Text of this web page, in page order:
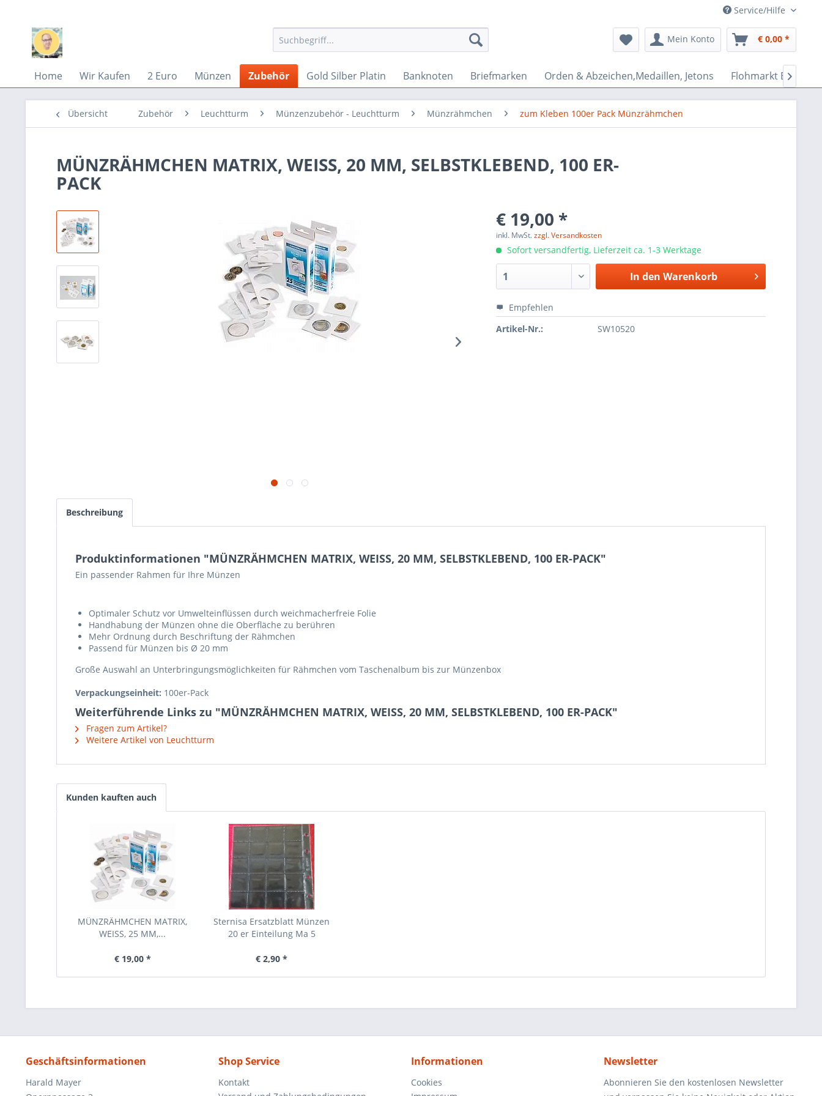
Service/Hilfe
Mein Konto € 0,00 *
Home Wir Kaufen 2 Euro Münzen Zubehör Gold Silber Platin Banknoten Briefmarken Orden & Abzeichen,Medaillen, Jetons Flohmarkt Bazar

Übersicht Zubehör Leuchtturm Münzenzubehör - Leuchtturm Münzrähmchen zum Kleben 100er Pack Münzrähmchen
MÜNZRÄHMCHEN MATRIX, WEISS, 20 MM, SELBSTKLEBEND, 100 ER-
PACK
€ 19,00 *
inkl. MwSt.zzgl. Versandkosten
Sofort versandfertig, Lieferzeit ca. 1-3 Werktage
In den Warenkorb
Empfehlen
Artikel-Nr.:
SW10520
Beschreibung
Produktinformationen "MÜNZRÄHMCHEN MATRIX, WEISS, 20 MM, SELBSTKLEBEND, 100 ER-PACK"
Ein passender Rahmen für Ihre Münzen
Optimaler Schutz vor Umwelteinflüssen durch weichmacherfreie Folie
Handhabung der Münzen ohne die Oberfläche zu berühren
Mehr Ordnung durch Beschriftung der Rähmchen
Passend für Münzen bis Ø 20 mm
Große Auswahl an Unterbringungsmöglichkeiten für Rähmchen vom Taschenalbum bis zur Münzenbox
Verpackungseinheit: 100er-Pack
Weiterführende Links zu "MÜNZRÄHMCHEN MATRIX, WEISS, 20 MM, SELBSTKLEBEND, 100 ER-PACK"
Fragen zum Artikel?
Weitere Artikel von Leuchtturm
Kunden kauften auch
MÜNZRÄHMCHEN MATRIX,
WEISS, 25 MM,...
€ 19,00 *
Sternisa Ersatzblatt Münzen
20 er Einteilung Ma 5
€ 2,90 *
Geschäftsinformationen
Harald Mayer
Shop Service
Kontakt
Informationen
Cookies
Newsletter
Abonnieren Sie den kostenlosen Newsletter